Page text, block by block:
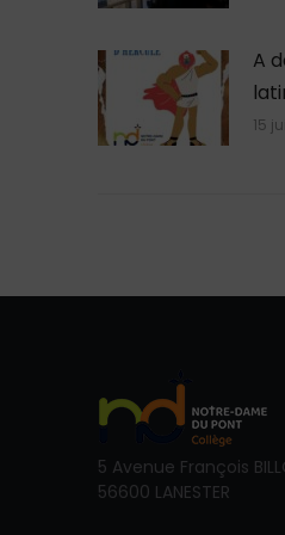
A
15
5 Avenue François
56600 LANESTER